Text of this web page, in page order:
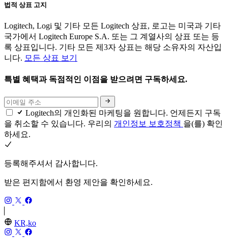
법적 상표 고지
Logitech, Logi 및 기타 모든 Logitech 상표, 로고는 미국과 기타
국가에서 Logitech Europe S.A. 또는 그 계열사의 상표 또는 등
록 상표입니다. 기타 모든 제3자 상표는 해당 소유자의 자산입
니다. 모든 상표 보기
특별 혜택과 독점적인 이점을 받으려면 구독하세요.
Logitech의 개인화된 마케팅을 원합니다. 언제든지 구독
을 취소할 수 있습니다. 우리의 개인정보 보호정책 을(를) 확인
하세요.
등록해주셔서 감사합니다.
받은 편지함에서 환영 제안을 확인하세요.
KR,ko